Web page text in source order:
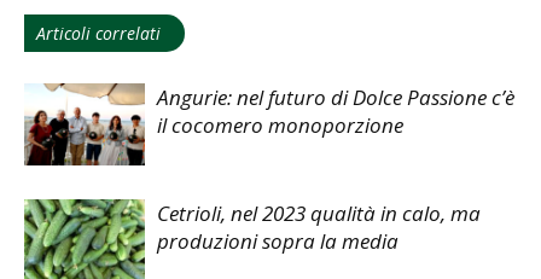
Articoli correlati
Angurie: nel futuro di Dolce Passione c’è
il cocomero monoporzione
Cetrioli, nel 2023 qualità in calo, ma
produzioni sopra la media